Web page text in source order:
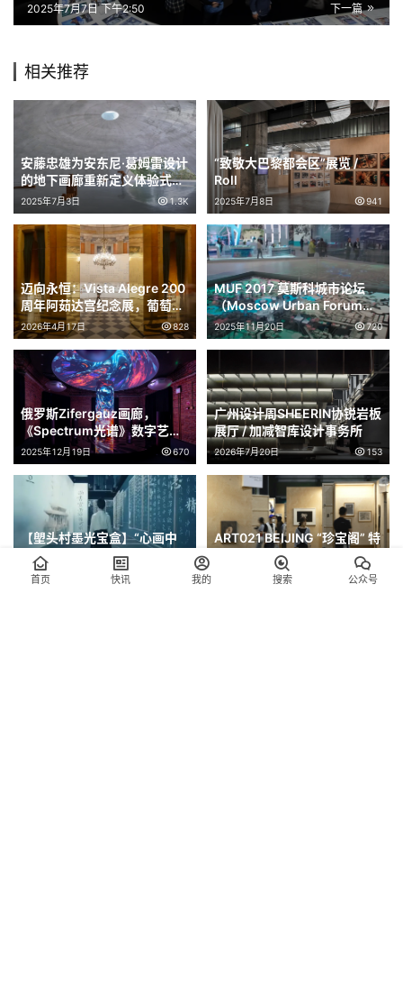
下一篇
2025年7月7日 下午2:50
相关推荐
安藤忠雄为安东尼·葛姆雷设计
的地下画廊重新定义体验式艺
术 / 安藤忠雄
2025年7月3日 1.3K
“致敬大巴黎都会区”展览 /
Roll
2025年7月8日 941
迈向永恒：Vista Alegre 200
周年阿茹达宫纪念展，葡萄牙
/ P 06 studio
2026年4月17日 828
MUF 2017 莫斯科城市论坛
（Moscow Urban Forum
2017）微缩莫斯科数字沙盘 /
Inty++
2025年11月20日 720
俄罗斯Zifergauz画廊，
《Spectrum光谱》数字艺术
个展 / Radugadesign
2025年12月19日 670
广州设计周SHEERIN协锐岩板
展厅 / 加减智库设计事务所
2026年7月20日 153
【塱头村墨光宝盒】“心画中
国”沉浸式光影艺术展 / 光廷
Temple of Light
2025年8月10日
ART021 BEIJING “珍宝阁” 特
别展览展柜系统设计 / Pills
Architects
2026年3月12日 787
首页 快讯 我的 搜索 公众号